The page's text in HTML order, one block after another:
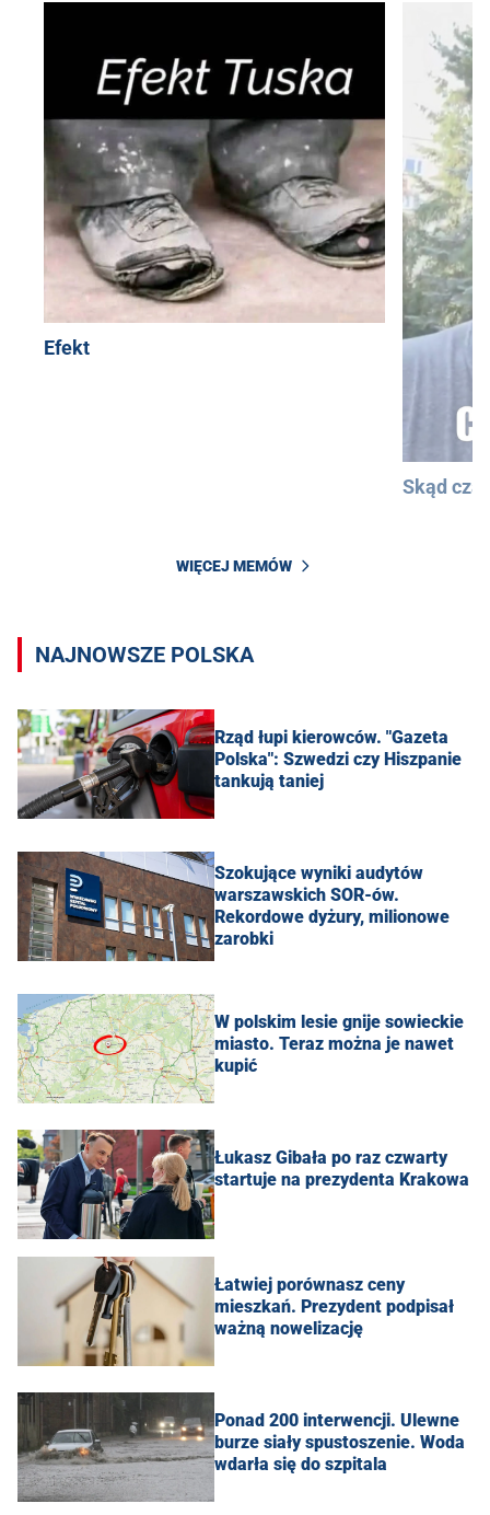
Efekt
Skąd
WIĘCEJ MEMÓW
NAJNOWSZE POLSKA
Rząd łupi kierowców. "Gazeta
Polska": Szwedzi czy Hiszpanie
tankują taniej
Szokujące wyniki audytów
warszawskich SOR-ów.
Rekordowe dyżury, milionowe
zarobki
W polskim lesie gnije sowieckie
miasto. Teraz można je nawet
kupić
Łukasz Gibała po raz czwarty
startuje na prezydenta Krakowa
Łatwiej porównasz ceny
mieszkań. Prezydent podpisał
ważną nowelizację
Ponad 200 interwencji. Ulewne
burze siały spustoszenie. Woda
wdarła się do szpitala